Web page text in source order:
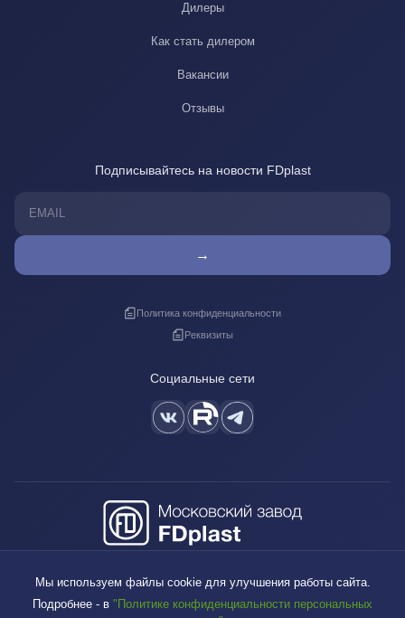
Дилеры
Как стать дилером
Вакансии
Отзывы
Подписывайтесь на новости FDplast
→
Политика конфиденциальности
Реквизиты
Социальные сети
sales@fdplast.ru
140050, Московская обл., пос. Красково, ул. Карла Маркса, д. 117Б
Мы используем файлы cookie для улучшения работы сайта.
Подробнее - в "Политике конфиденциальности персональных